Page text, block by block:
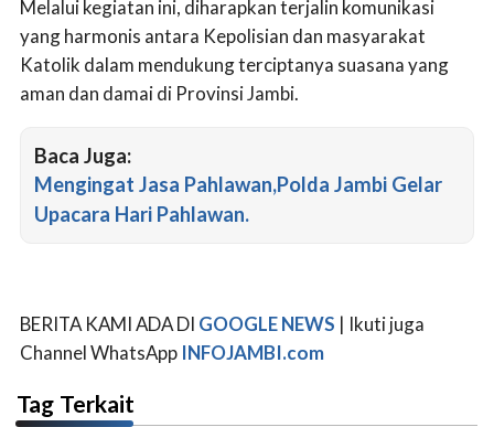
Melalui kegiatan ini, diharapkan terjalin komunikasi
yang harmonis antara Kepolisian dan masyarakat
Katolik dalam mendukung terciptanya suasana yang
aman dan damai di Provinsi Jambi.
Baca Juga:
Mengingat Jasa Pahlawan,Polda Jambi Gelar
Upacara Hari Pahlawan.
BERITA KAMI ADA DI GOOGLE NEWS | Ikuti juga
Channel WhatsApp INFOJAMBI.com
Tag Terkait